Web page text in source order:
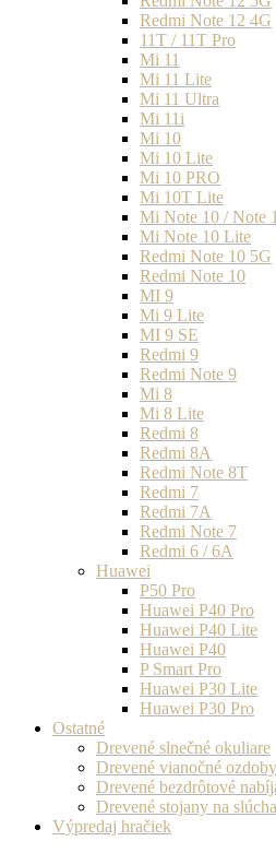
Redmi Note 12 4G
11T / 11T Pro
Mi 11
Mi 11 Lite
Mi 11 Ultra
Mi 11i
Mi 10
Mi 10 Lite
Mi 10 PRO
Mi 10T Lite
Mi Note 10 / Note
Mi Note 10 Lite
Redmi Note 10 5G
Redmi Note 10
MI 9
Mi 9 Lite
MI 9 SE
Redmi 9
Redmi Note 9
Mi 8
Mi 8 Lite
Redmi 8
Redmi 8A
Redmi Note 8T
Redmi 7
Redmi 7A
Redmi Note 7
Redmi 6 / 6A
Huawei
P50 Pro
Huawei P40 Pro
Huawei P40 Lite
Huawei P40
P Smart Pro
Huawei P30 Lite
Huawei P30 Pro
Ostatné
Drevené slnečné okuliare
Drevené vianočné ozdoby
Drevené bezdrôtové
Drevené stojany na
Výpredaj hračiek